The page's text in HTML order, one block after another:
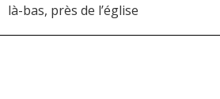
là-bas, près de l’église